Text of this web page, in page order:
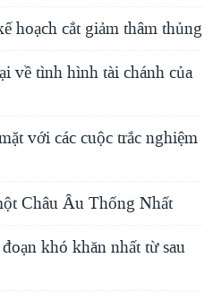
hoạch cắt giảm thâm thủng
về tình hình tài chánh của
với các cuộc trắc nghiệm
Châu Âu Thống Nhất
khó khăn nhất từ sau